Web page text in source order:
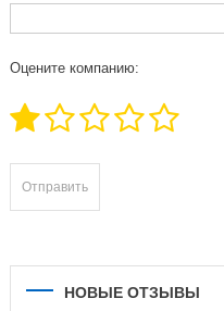
Оцените компанию:
НОВЫЕ ОТЗЫВЫ